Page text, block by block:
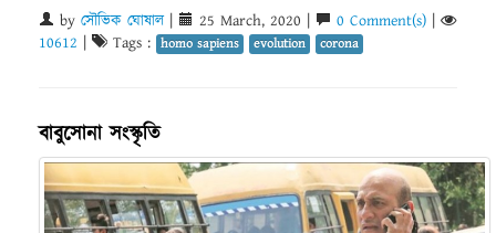
by সৌভিক ঘোষাল| 25 March, 2020 | 0 Comment(s) |
10612 | Tags : homo sapiens evolution corona
বাবুসোনা সংস্কৃতি